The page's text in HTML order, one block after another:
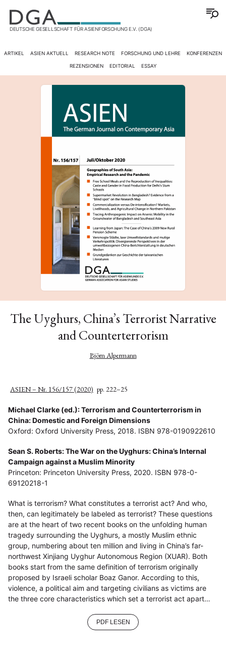
DEUTSCHE GESELLSCHAFT FÜR ASIENFORSCHUNG E.V. (DGA)
ARTIKEL ASIEN AKTUELL RESEARCH NOTE FORSCHUNG UND LEHRE KONFERENZEN
REZENSIONEN EDITORIAL ESSAY
The Uyghurs, China’s Terrorist Narrative
and Counterterrorism
Björn Alpermann
ASIEN – Nr. 156/157 (2020) pp. 222–25
Michael Clarke (ed.): Terrorism and Counterterrorism in
China: Domestic and Foreign Dimensions
Oxford: Oxford University Press, 2018. ISBN 978-0190922610
Sean S. Roberts: The War on the Uyghurs: China’s Internal
Campaign against a Muslim Minority
Princeton: Princeton University Press, 2020. ISBN 978-0-
69120218-1
What is terrorism? What constitutes a terrorist act? And who,
then, can legitimately be labeled as terrorist? These questions
are at the heart of two recent books on the unfolding human
tragedy surrounding the Uyghurs, a mostly Muslim ethnic
group, numbering about ten million and living in China’s far-
northwest Xinjiang Uyghur Autonomous Region (XUAR). Both
books start from the same definition of terrorism originally
proposed by Israeli scholar Boaz Ganor. According to this,
violence, a political aim and targeting civilians as victims are
the three core characteristics which set a terrorist act apart…
PDF LESEN